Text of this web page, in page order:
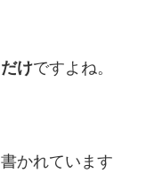
けですよね。
かれています